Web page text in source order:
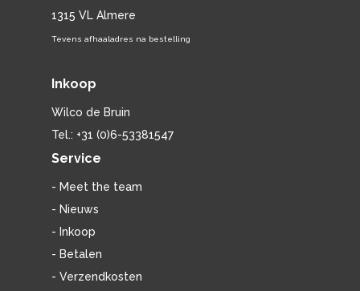
1315 VL Almere
Tevens afhaaladres na bestelling
Inkoop
Wilco de Bruin
Tel.: +31 (0)6-53381547
Service
- Meet the team
- Nieuws
- Inkoop
- Betalen
- Verzendkosten